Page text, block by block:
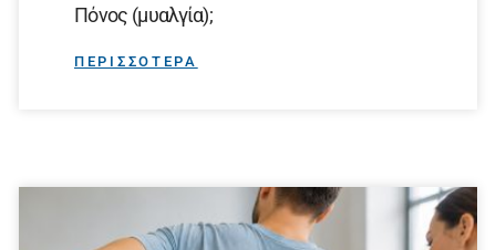
Πόνος (μυαλγία);
ΠΕΡΙΣΣΟΤΕΡΑ